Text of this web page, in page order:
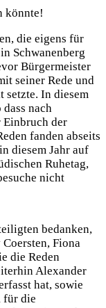
könnte!
die eigens für
Schwanenberg
Bürgermeister
seiner Rede und
setzte. In diesem
nach
der
fanden abseits
diesem Jahr auf
Ruhetag,
nicht
bedanken,
Fiona
die Reden
Alexander
hat, sowie
für die